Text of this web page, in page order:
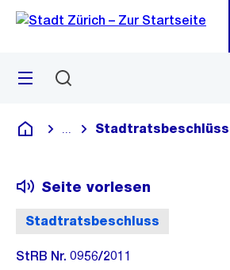
Navigation
Sprunglink
Menü
Deutsch
Blende alle Breadcrumbs ein
Stadtratsbeschluss
Seite vorlesen
StRB Nr. 0956/2011